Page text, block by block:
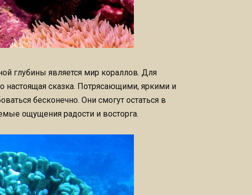
глубины является мир кораллов. Для
настоящая сказка. Потрясающими, яркими и
бесконечно. Они смогут остаться в
ощущения радости и восторга.